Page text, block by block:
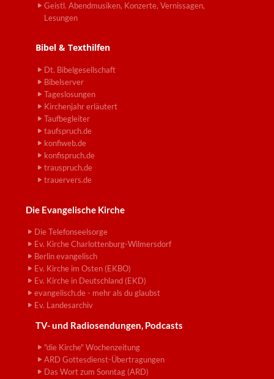
Geistl. Abendmusiken, Konzerte, Vernissagen,
Lesungen
Bibel & Texthilfen
Dt. Bibelgesellschaft
Bibelserver
Tageslosungen
Kirchenjahr erläutert
Taufbegleiter
taufspruch.de
konfiweb.de
konfispruch.de
trauspruch.de
trauervers.de
Die Evangelische Kirche
Die Telefonseelsorge
Ev. Kirche Charlottenburg-Wilmersdorf
Berlin evangelisch
Ev. Kirche im Osten (EKBO)
Ev. Kirche in Deutschland (EKD)
evangelisch.de - mehr als du glaubst
Ev. Landesarchiv
TV- und Radiosendungen, Podcasts
"die Kirche" Wochenzeitung
ARD Gottesdienst-Übertragungen
Das Wort zum Sonntag (ARD)